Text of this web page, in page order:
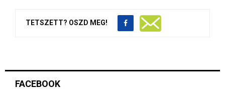
TETSZETT? OSZD MEG!
FACEBOOK